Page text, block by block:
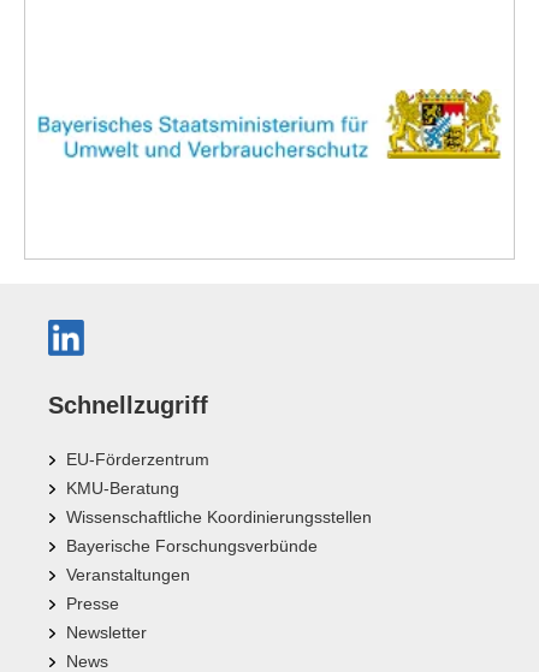
Schnellzugriff
EU-Förderzentrum
KMU-Beratung
Wissenschaftliche Koordinierungsstellen
Bayerische Forschungsverbünde
Veranstaltungen
Presse
Newsletter
News